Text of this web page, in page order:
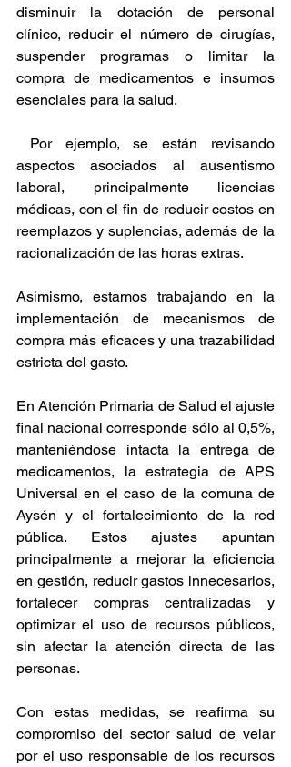
disminuir la dotación de personal
clínico, reducir el número de cirugías,
suspender programas o limitar la
compra de medicamentos e insumos
esenciales para la salud.
Por ejemplo, se están revisando
aspectos asociados al ausentismo
laboral, principalmente licencias
médicas, con el fin de reducir costos en
reemplazos y suplencias, además de la
racionalización de las horas extras.
Asimismo, estamos trabajando en la
implementación de mecanismos de
compra más eficaces y una trazabilidad
estricta del gasto.
En Atención Primaria de Salud el ajuste
final nacional corresponde sólo al 0,5%,
manteniéndose intacta la entrega de
medicamentos, la estrategia de APS
Universal en el caso de la comuna de
Aysén y el fortalecimiento de la red
pública. Estos ajustes apuntan
principalmente a mejorar la eficiencia
en gestión, reducir gastos innecesarios,
fortalecer compras centralizadas y
optimizar el uso de recursos públicos,
sin afectar la atención directa de las
personas.
Con estas medidas, se reafirma su
compromiso del sector salud de velar
por el uso responsable de los recursos